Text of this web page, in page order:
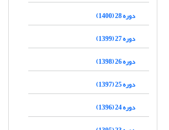
دوره 28 (1400)
دوره 27 (1399)
دوره 26 (1398)
دوره 25 (1397)
دوره 24 (1396)